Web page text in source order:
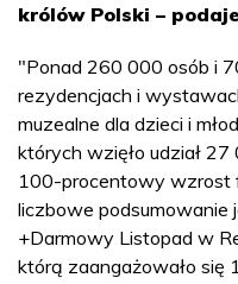
królów Polski –
"Ponad 260 000 osób i
rezydencjach i
muzealne dla dzieci i
których wzięło udział
100-procentowy wzrost
liczbowe podsumowanie
+Darmowy Listopad w
którą zaangażowało się